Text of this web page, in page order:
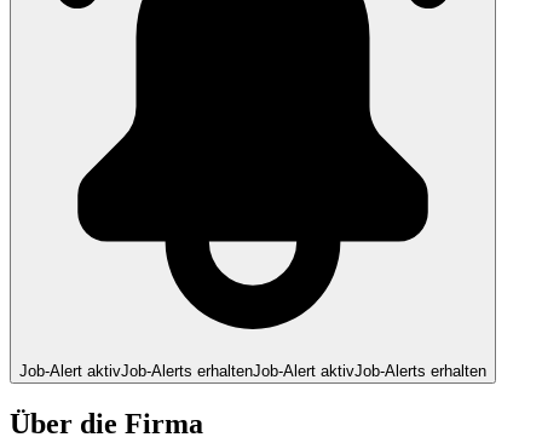
Job-Alert aktivJob-Alerts erhaltenJob-Alert aktivJob-Alerts erhalten
Über die Firma